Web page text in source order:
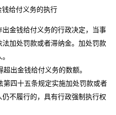
付义务的执行
钱给付义务的行政决定，当事
加处罚款或者滞纳金。加处罚款
出金钱给付义务的数额。
四十五条规定实施加处罚款或者
不履行的，具有行政强制执行权